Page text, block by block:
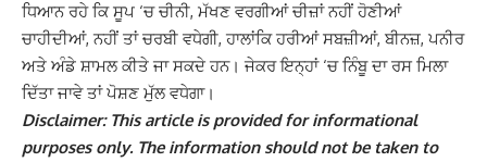
ਧਿਆਨ ਰਹੇ ਕਿ ਸੂਪ ‘ਚ ਚੀਨੀ, ਮੱਖਣ ਵਰਗੀਆਂ ਚੀਜ਼ਾਂ ਨਹੀਂ ਹੋਣੀਆਂ
ਚਾਹੀਦੀਆਂ, ਨਹੀਂ ਤਾਂ ਚਰਬੀ ਵਧੇਗੀ, ਹਾਲਾਂਕਿ ਹਰੀਆਂ ਸਬਜ਼ੀਆਂ, ਬੀਨਜ਼, ਪਨੀਰ
ਅਤੇ ਅੰਡੇ ਸ਼ਾਮਲ ਕੀਤੇ ਜਾ ਸਕਦੇ ਹਨ। ਜੇਕਰ ਇਨ੍ਹਾਂ ‘ਚ ਨਿੰਬੂ ਦਾ ਰਸ ਮਿਲਾ
ਦਿੱਤਾ ਜਾਵੇ ਤਾਂ ਪੋਸ਼ਣ ਮੁੱਲ ਵਧੇਗਾ।
Disclaimer: This article is provided for informational
purposes only. The information should not be taken to